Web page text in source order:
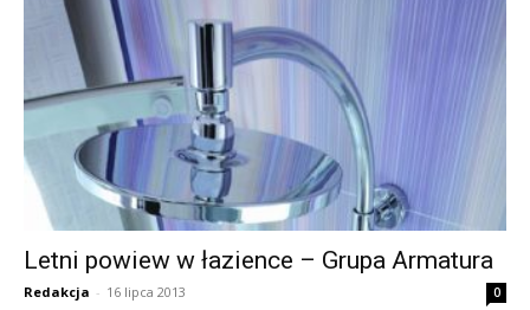
Letni powiew w łazience – Grupa Armatura
Redakcja - 16 lipca 2013 0